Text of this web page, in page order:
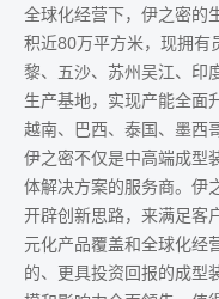
全球化经营下，伊之密的
积近80万平方米，现拥有
黎、五沙、苏州吴江、印
生产基地，实现产能全面
越南、巴西、泰国、墨西
伊之密不仅是中高端成型
体解决方案的服务商。伊
开辟创新思路，来满足客
元化产品覆盖和全球化经
的、更具投资回报的成型